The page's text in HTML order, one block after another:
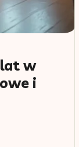
w
i